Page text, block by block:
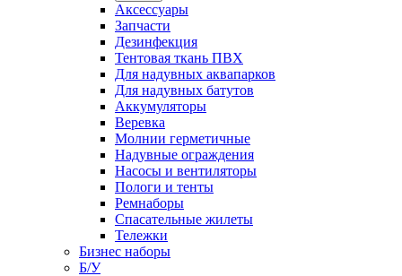
Аксессуары
Запчасти
Дезинфекция
Тентовая ткань ПВХ
Для надувных аквапарков
Для надувных батутов
Аккумуляторы
Веревка
Молнии герметичные
Надувные ограждения
Насосы и вентиляторы
Пологи и тенты
Ремнаборы
Спасательные жилеты
Тележки
Бизнес наборы
Б/У